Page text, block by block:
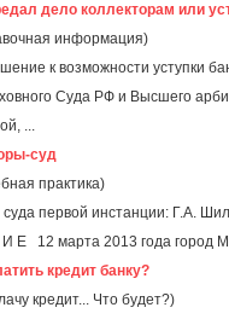
дело коллекторам или
информация)
к возможности уступки
Суда РФ и Высшего
...
суд
практика)
суда первой инстанции: Г.А.
Е 12 марта 2013 года город
кредит банку?
кредит... Что будет?)